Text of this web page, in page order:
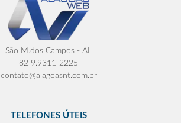
São M.dos Campos - AL
82 9.9311-2225
contato@alagoasnt.com.br
TELEFONES ÚTEIS